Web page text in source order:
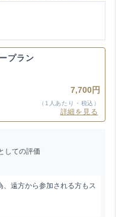
プラン
7,700円
（1人あたり・税込）
詳細を見る
しての評価
遠方から参加される方もス